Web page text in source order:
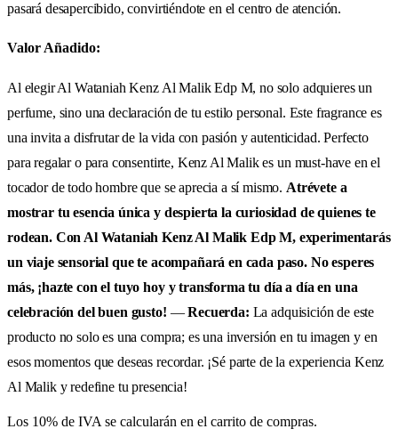
pasará desapercibido, convirtiéndote en el centro de atención.
Valor Añadido:
Al elegir Al Wataniah Kenz Al Malik Edp M, no solo adquieres un
perfume, sino una declaración de tu estilo personal. Este fragrance es
una invita a disfrutar de la vida con pasión y autenticidad. Perfecto
para regalar o para consentirte, Kenz Al Malik es un must-have en el
tocador de todo hombre que se aprecia a sí mismo. Atrévete a
mostrar tu esencia única y despierta la curiosidad de quienes te
rodean. Con Al Wataniah Kenz Al Malik Edp M, experimentarás
un viaje sensorial que te acompañará en cada paso. No esperes
más, ¡hazte con el tuyo hoy y transforma tu día a día en una
celebración del buen gusto! —Recuerda: La adquisición de este
producto no solo es una compra; es una inversión en tu imagen y en
esos momentos que deseas recordar. ¡Sé parte de la experiencia Kenz
Al Malik y redefine tu presencia!
Los 10% de IVA se calcularán en el carrito de compras.